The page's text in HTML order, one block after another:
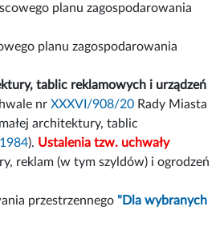
planu zagospodarowania
planu zagospodarowania
tablic reklamowych i urządzeń
nr XXXVI/908/20 Rady Miasta
architektury, tablic
). Ustalenia tzw. uchwały
reklam (w tym szyldów) i ogrodzeń
przestrzennego "Dla wybranych